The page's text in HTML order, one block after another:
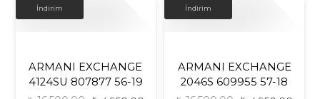
İndirim
ARMANI EXCHANGE
4124SU 807877 56-19
İndirim
ARMANI EXCHANGE
2046S 609955 57-18